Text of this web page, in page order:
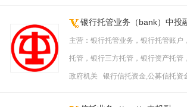
银行托管业务（bank）中投
主营：银行托管业务，银行托管账
托管，银行三方托管，银行资产托管
政府机关 银行信托资金,公募信托资